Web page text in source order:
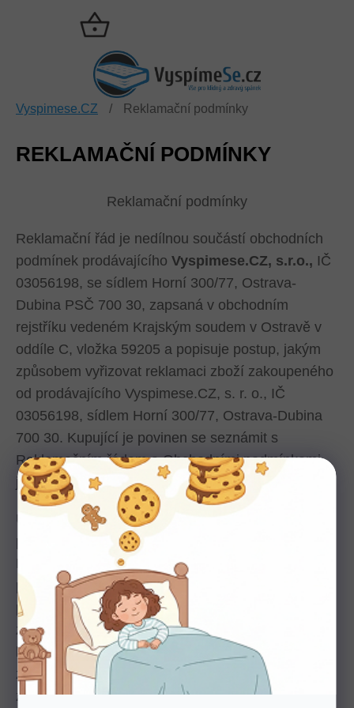
NÁKUPNÍ
KOŠÍK
Vyspimese.CZ / Reklamační podmínky
REKLAMAČNÍ PODMÍNKY
Reklamační podmínky
Reklamační řád je nedílnou součástí obchodních
podmínek prodávajícího Vyspimese.CZ, s.r.o., IČ
03056198, se sídlem Horní 300/77, Ostrava-
Dubina PSČ 700 30, zapsaná v obchodním
rejstříku vedeném Krajským soudem v Ostravě v
oddíle C, vložka 59205 a popisuje postup, jakým
způsobem vyřizovat reklamaci zboží zakoupeného
od prodávajícího Vyspimese.CZ, s. r. o., IČ
03056198, sídlem Horní 300/77, Ostrava-Dubina
700 30. Kupující je povinen se seznámit s
Reklamačním řádem a Obchodními podmínkami
ještě před objednáním zboží.
Uzavřením kupní smlouvy a převzetím zboží od
prodávajícího kupující souhlasí s tímto
Reklamačním řádem a Obchodními
podmínkami.
Práva z vad
produkty jsou 2 roky (pokud není uvedeno jinak) a
začíná běžet převzetím produktu
kupujícím. Vyřizování případné reklamace z titulu
zákonné odpovědnosti za vady námi dodaného
zboží se řídí příslušnými ustanoveními